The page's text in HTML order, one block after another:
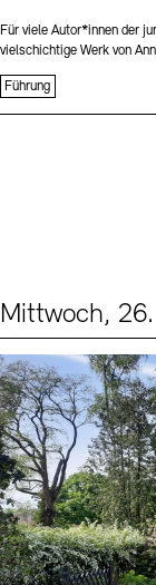
Für viele Autor*innen der
vielschichtige Werk von
Führung
Mittwoch,